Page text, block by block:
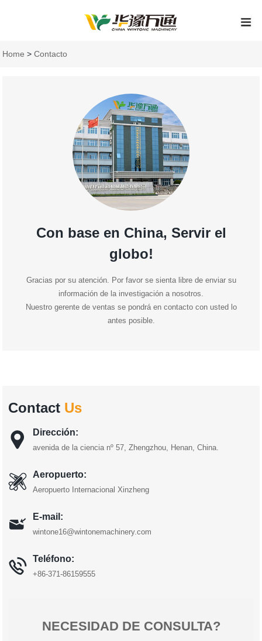
Home >Contacto
Con base en China, Servir el
globo!
Gracias por su atención. Por favor se sienta libre de enviar su
información de la investigación a nosotros.
Nuestro gerente de ventas se pondrá en contacto con usted lo
antes posible.
Contact Us
Dirección:
avenida de la ciencia nº 57, Zhengzhou, Henan, China.
Aeropuerto:
Aeropuerto Internacional Xinzheng
E-mail:
wintone16@wintonemachinery.com
Teléfono:
+86-371-86159555
NECESIDAD DE CONSULTA?